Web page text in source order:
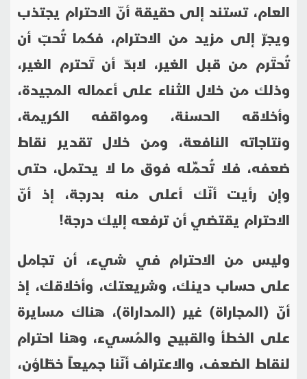
العام، تستند إلى حقيقة أنّ الاحترام يجتذب
ويجرّ إلى مزيد من الاحترام، فكما تُحبّ أن
تُحتَرم من قبل الغير، لابدّ أن تَحترم الغير،
وذلك من خلال الثناء على أعماله المجيدة،
وأخلاقه الحسنة، ومواقفه الكريمة،
ونتاجاته النافعة، ومن خلال تقدير نقاط
ضعفه، فلا تُحمِّله فوق ما لا يحتمل، حتى
وإن رأيت أنّك أعلى منه بدرجة، إذ أنّ
الاحترام يقتضي أن ترفعه إليك درجة!
وليس من الاحترام في شيء، أن تجامل
على حساب دينك، وشريعتك، وأخلاقك، إذ
أنّ (المجاراة) غير (المداراة)، هناك مسايرة
على الخطأ والقبيح والمُسيء، وهنا احترام
لنقاط الضعف، والاعتراف أنّنا جميعاً خطّاؤن،